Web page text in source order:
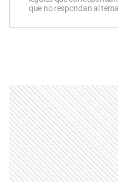
que no respondan al